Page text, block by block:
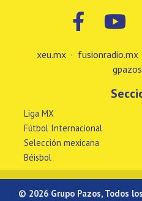
xeu.mx · fusionradio.mx
Liga MX
Fútbol Internacional
Selección mexicana
Béisbol
© 2026 Grupo Pazos, Todos